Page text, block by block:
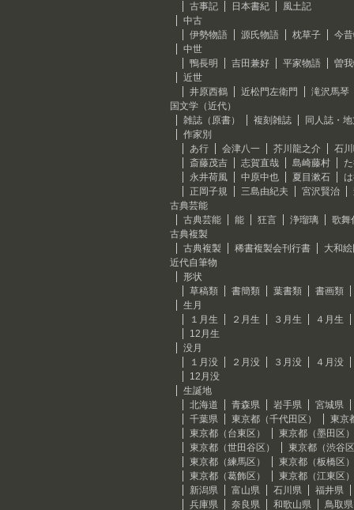
古事記
日本書紀
風土記
中古
伊勢物語
源氏物語 枕草子
今
中世
鴨長明
吉田兼好 平家物語
曽
近世
井原西鶴
近松門左衛門
滝沢馬琴
国文学（近代）
雑誌（原書）
複刻雑誌
同人誌・
作家別
あ行
会津八一 芥川龍之介
石
斎藤茂吉
志賀直哉 島崎藤村
永井荷風
中原中也 夏目漱石
正岡子規
三島由紀夫 宮沢賢治
古典芸能
古典芸能
能 狂言 浄瑠璃
歌舞
古典複製
古典複製
稀書複製会刊行書
大和
近代自筆物
形状
草稿類
書簡類 葉書類
書画類
生月
１月生
２月生 ３月生
４月生
12月生
没月
１月没
２月没 ３月没
４月没
12月没
生誕地
北海道
青森県 岩手県
宮城県
千葉県
東京都（千代田区）
東京
東京都（台東区）
東京都（墨田区）
東京都（世田谷区）
東京都（渋谷
東京都（練馬区）
東京都（板橋区）
東京都（葛飾区）
東京都（江東区）
新潟県
富山県 石川県
福井県
兵庫県
奈良県 和歌山県
鳥取県